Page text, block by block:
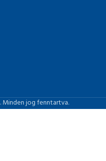
. Minden jog fenntartva.